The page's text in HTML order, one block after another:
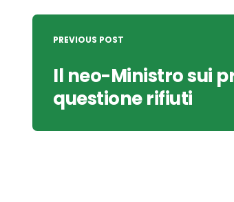
Post
navigation
PREVIOUS POST
Il neo-Ministro sui
questione rifiuti